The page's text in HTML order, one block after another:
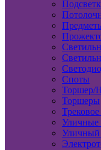
Споты
Торшер/
Торшеры
Уличные
Уличный